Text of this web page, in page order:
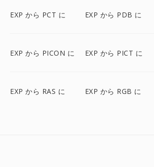
EXP から PCT に EXP から PDB に
EXP から PICON に EXP から PICT に
EXP から RAS に EXP から RGB に